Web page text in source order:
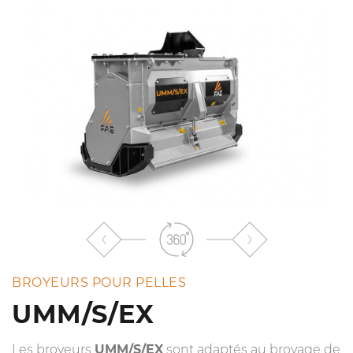
BROYEURS POUR PELLES
UMM/S/EX
Les broyeurs UMM/S/EX sont adaptés au broyage de